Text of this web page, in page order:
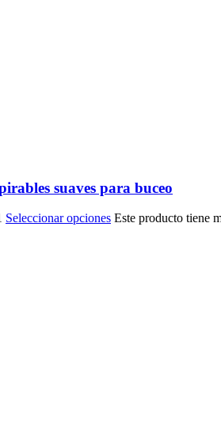
suaves para buceo
Seleccionar opciones Este producto tiene